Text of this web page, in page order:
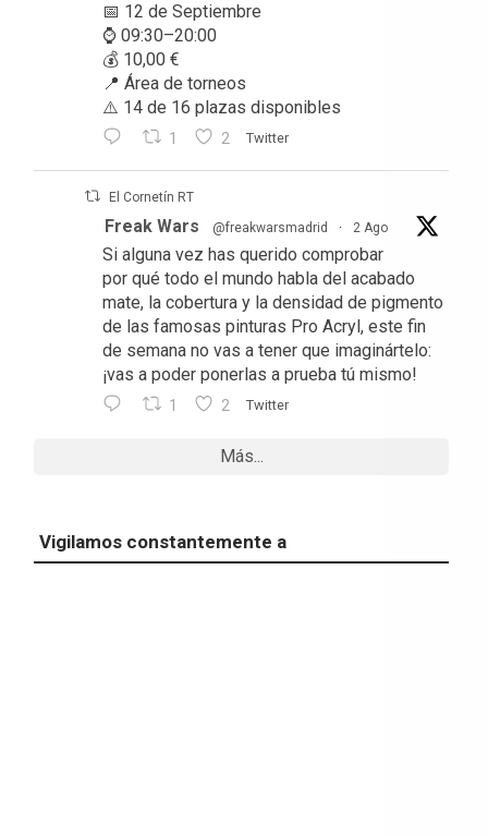
📅 12 de Septiembre
⌚ 09:30–20:00
💰 10,00 €
📍 Área de torneos
⚠️ 14 de 16 plazas disponibles
1 2 Twitter
El Cornetín RT
Freak Wars @freakwarsmadrid · 2 Ago
Si alguna vez has querido comprobar
por qué todo el mundo habla del acabado
mate, la cobertura y la densidad de pigmento
de las famosas pinturas Pro Acryl, este fin
de semana no vas a tener que imaginártelo:
¡vas a poder ponerlas a prueba tú mismo!
1 2 Twitter
Más...
Vigilamos constantemente a